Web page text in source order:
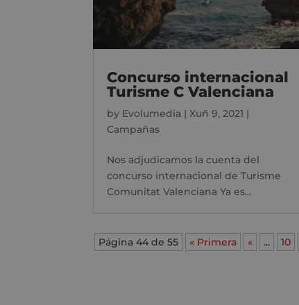
Concurso internacional
Turisme C Valenciana
by Evolumedia |Xuñ 9, 2021 |
Campañas
Nos adjudicamos la cuenta del
concurso internacional de Turisme
Comunitat Valenciana Ya es...
Página 44 de 55 « Primera « ... 10